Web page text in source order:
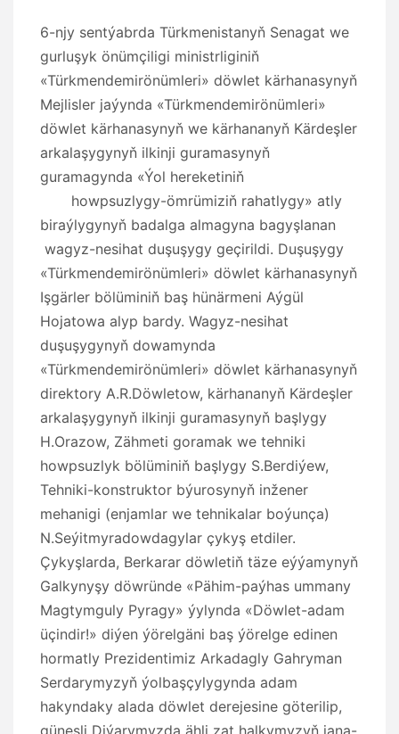
6-njy sentýabrda Türkmenistanyň Senagat we
gurluşyk önümçiligi ministrliginiň
«Türkmendemirönümleri» döwlet kärhanasynyň
Mejlisler jaýynda «Türkmendemirönümleri»
döwlet kärhanasynyň we kärhananyň Kärdeşler
arkalaşygynyň ilkinji guramasynyň
guramagynda «Ýol hereketiniň
howpsuzlygy-ömrümiziň rahatlygy» atly
biraýlygynyň badalga almagyna bagyşlanan
wagyz-nesihat duşuşygy geçirildi. Duşuşygy
«Türkmendemirönümleri» döwlet kärhanasynyň
Işgärler bölüminiň baş hünärmeni Aýgül
Hojatowa alyp bardy. Wagyz-nesihat
duşuşygynyň dowamynda
«Türkmendemirönümleri» döwlet kärhanasynyň
direktory A.R.Döwletow, kärhananyň Kärdeşler
arkalaşygynyň ilkinji guramasynyň başlygy
H.Orazow, Zähmeti goramak we tehniki
howpsuzlyk bölüminiň başlygy S.Berdiýew,
Tehniki-konstruktor býurosynyň inžener
mehanigi (enjamlar we tehnikalar boýunça)
N.Seýitmyradowdagylar çykyş etdiler.
Çykyşlarda, Berkarar döwletiň täze eýýamynyň
Galkynyşy döwründe «Pähim-paýhas ummany
Magtymguly Pyragy» ýylynda «Döwlet-adam
üçindir!» diýen ýörelgäni baş ýörelge edinen
hormatly Prezidentimiz Arkadagly Gahryman
Serdarymyzyň ýolbaşçylygynda adam
hakyndaky alada döwlet derejesine göterilip,
güneşli Diýarymyzda ähli zat halkymyzyň jana-